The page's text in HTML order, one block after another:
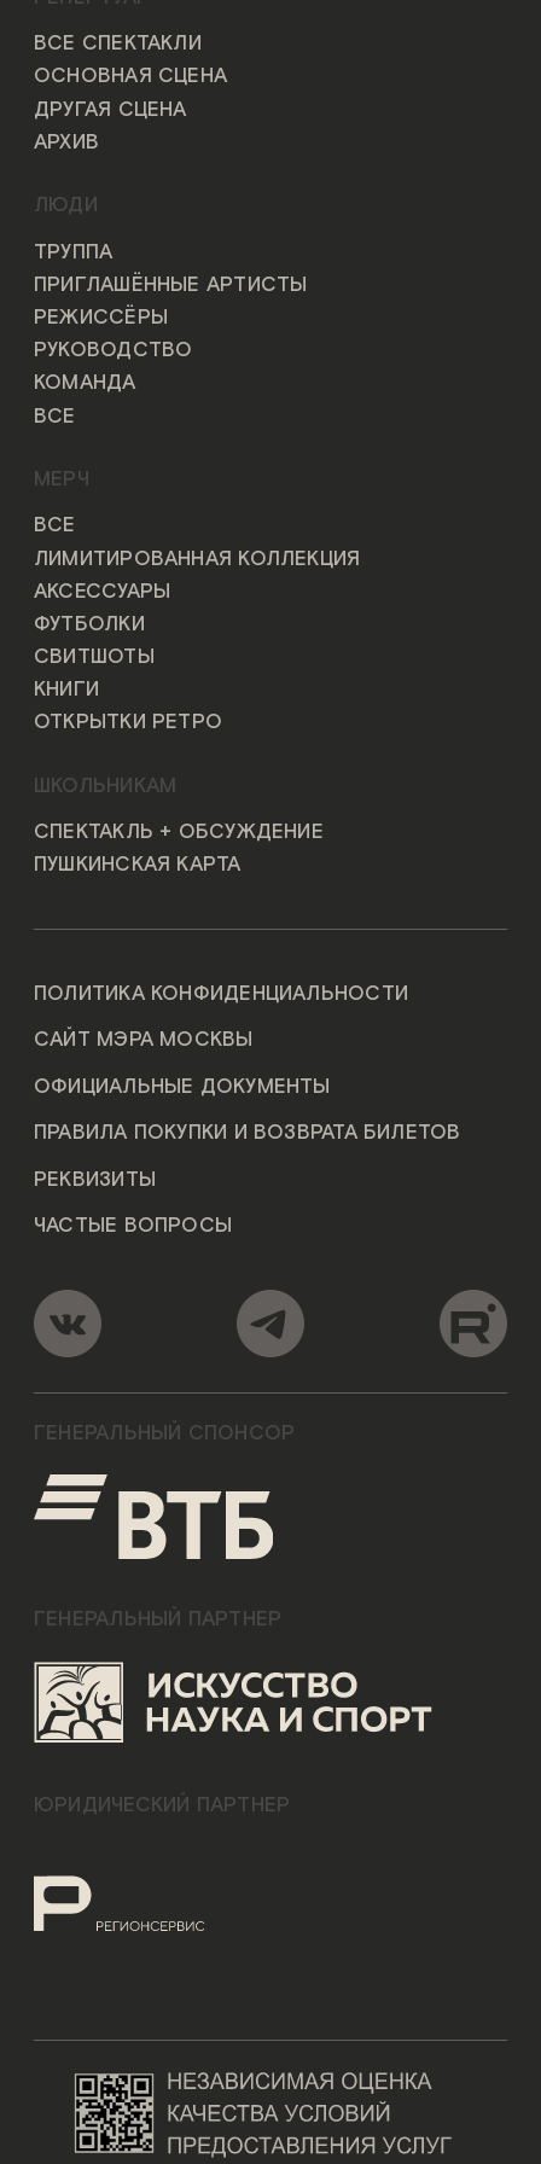
ВСЕ СПЕКТАКЛИ
ОСНОВНАЯ СЦЕНА
ДРУГАЯ СЦЕНА
АРХИВ
ЛЮДИ
ТРУППА
ПРИГЛАШЁННЫЕ АРТИСТЫ
РЕЖИССЁРЫ
РУКОВОДСТВО
КОМАНДА
ВСЕ
МЕРЧ
ВСЕ
ЛИМИТИРОВАННАЯ КОЛЛЕКЦИЯ
АКСЕССУАРЫ
ФУТБОЛКИ
СВИТШОТЫ
КНИГИ
ОТКРЫТКИ РЕТРО
ШКОЛЬНИКАМ
СПЕКТАКЛЬ + ОБСУЖДЕНИЕ
ПУШКИНСКАЯ КАРТА
ГЕНЕРАЛЬНЫЙ СПОНСОР
ГЕНЕРАЛЬНЫЙ ПАРТНЕР
ЮРИДИЧЕСКИЙ ПАРТНЕР
ПОЛИТИКА КОНФИДЕНЦИАЛЬНОСТИ
САЙТ МЭРА МОСКВЫ
ОФИЦИАЛЬНЫЕ ДОКУМЕНТЫ
ПРАВИЛА ПОКУПКИ И ВОЗВРАТА БИЛЕТОВ
РЕКВИЗИТЫ
ЧАСТЫЕ ВОПРОСЫ